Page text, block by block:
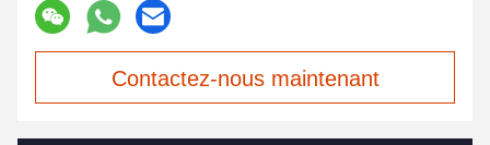
Contactez-nous maintenant